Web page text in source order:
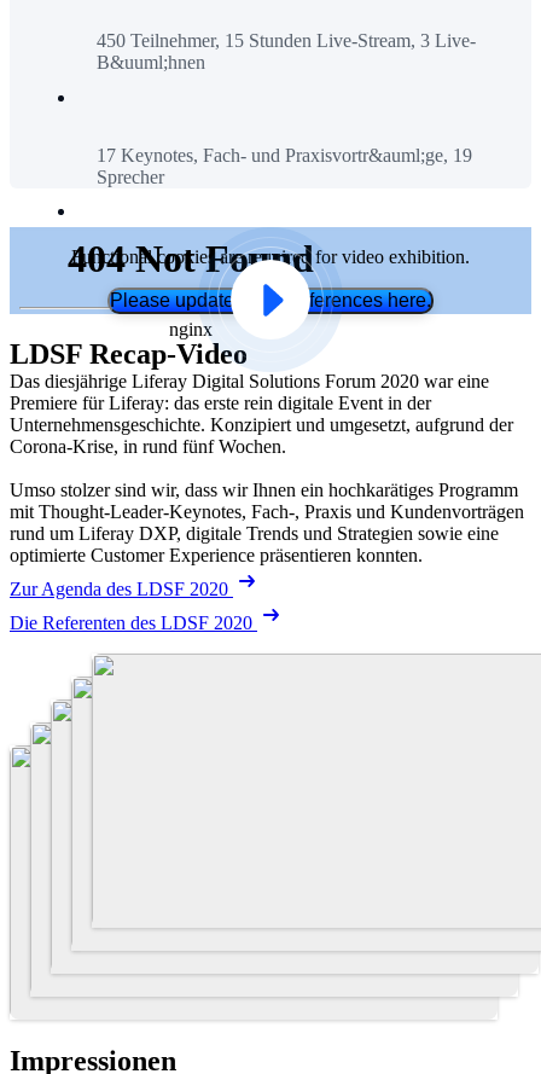
450 Teilnehmer, 15 Stunden Live-Stream, 3 Live-
B&uuml;hnen
17 Keynotes, Fach- und Praxisvortr&auml;ge, 19
Sprecher
Functional cookies are required for video exhibition.
Please update your preferences here.
LDSF Recap-Video
Das diesjährige Liferay Digital Solutions Forum 2020 war eine
Premiere für Liferay: das erste rein digitale Event in der
Unternehmensgeschichte. Konzipiert und umgesetzt, aufgrund der
Corona-Krise, in rund fünf Wochen.
Umso stolzer sind wir, dass wir Ihnen ein hochkarätiges Programm
mit Thought-Leader-Keynotes, Fach-, Praxis und Kundenvorträgen
rund um Liferay DXP, digitale Trends und Strategien sowie eine
optimierte Customer Experience präsentieren konnten.
Zur Agenda des LDSF 2020
Die Referenten des LDSF 2020
Impressionen